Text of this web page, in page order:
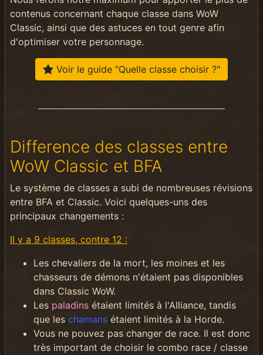
contenus concernant chaque classe dans WoW
Classic, ainsi que des astuces en tout genre afin
d'optimiser votre personnage.
Voir le guide "Quelle classe choisir ?"
Difference des classes entre
WoW Classic et BFA
Le système de classes a subi de nombreuses révisions
entre BFA et Classic. Voici quelques-uns des
principaux changements :
Il y a 9 classes, contre 12 :
Les chevaliers de la mort, les moines et les
chasseurs de démons n'étaient pas disponibles
dans Classic WoW.
Les paladins étaient limités à l'Alliance, tandis
que les chamans étaient limités à la Horde.
Vous ne pouvez pas changer de race. Il est donc
très important de choisir le combo race / classe